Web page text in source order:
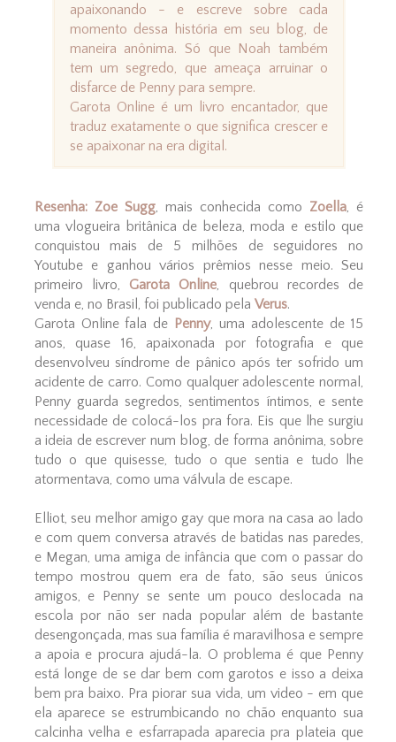
apaixonando - e escreve sobre cada
momento dessa história em seu blog, de
maneira anônima. Só que Noah também
tem um segredo, que ameaça arruinar o
disfarce de Penny para sempre.
Garota Online é um livro encantador, que
traduz exatamente o que significa crescer e
se apaixonar na era digital.
Resenha: Zoe Sugg, mais conhecida como Zoella, é
uma vlogueira britânica de beleza, moda e estilo que
conquistou mais de 5 milhões de seguidores no
Youtube e ganhou vários prêmios nesse meio. Seu
primeiro livro, Garota Online, quebrou recordes de
venda e, no Brasil, foi publicado pela Verus.
Garota Online fala de Penny, uma adolescente de 15
anos, quase 16, apaixonada por fotografia e que
desenvolveu síndrome de pânico após ter sofrido um
acidente de carro. Como qualquer adolescente normal,
Penny guarda segredos, sentimentos íntimos, e sente
necessidade de colocá-los pra fora. Eis que lhe surgiu
a ideia de escrever num blog, de forma anônima, sobre
tudo o que quisesse, tudo o que sentia e tudo lhe
atormentava, como uma válvula de escape.
Elliot, seu melhor amigo gay que mora na casa ao lado
e com quem conversa através de batidas nas paredes,
e Megan, uma amiga de infância que com o passar do
tempo mostrou quem era de fato, são seus únicos
amigos, e Penny se sente um pouco deslocada na
escola por não ser nada popular além de bastante
desengonçada, mas sua família é maravilhosa e sempre
a apoia e procura ajudá-la. O problema é que Penny
está longe de se dar bem com garotos e isso a deixa
bem pra baixo. Pra piorar sua vida, um video - em que
ela aparece se estrumbicando no chão enquanto sua
calcinha velha e esfarrapada aparecia pra plateia que